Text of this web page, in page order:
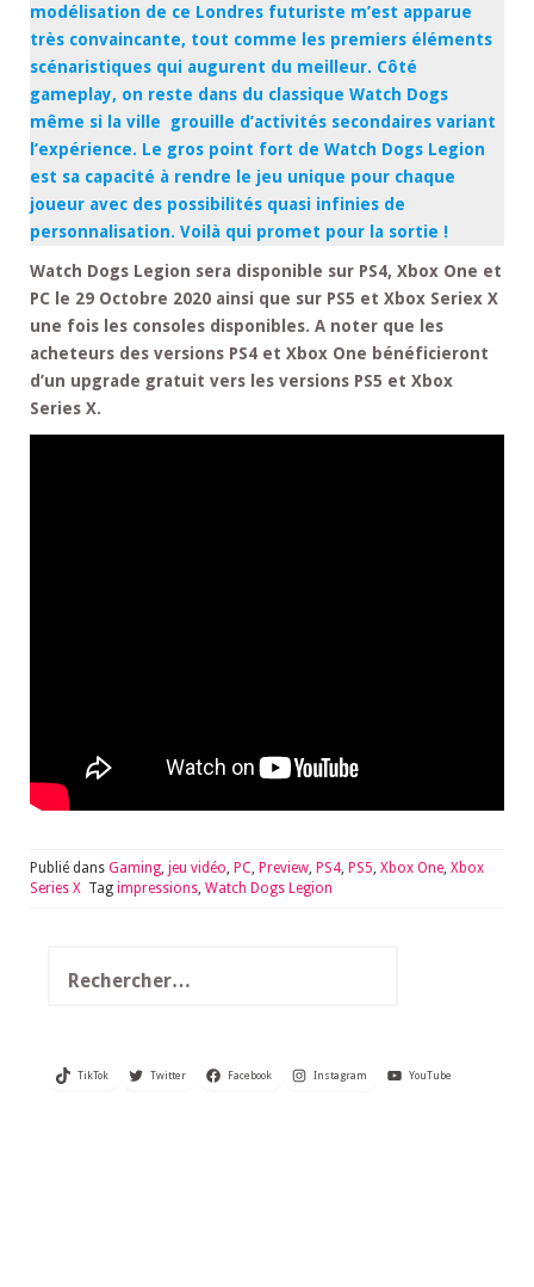
modélisation de ce Londres futuriste m’est apparue
très convaincante, tout comme les premiers éléments
scénaristiques qui augurent du meilleur. Côté
gameplay, on reste dans du classique Watch Dogs
même si la ville grouille d’activités secondaires variant
l’expérience. Le gros point fort de Watch Dogs Legion
est sa capacité à rendre le jeu unique pour chaque
joueur avec des possibilités quasi infinies de
personnalisation. Voilà qui promet pour la sortie !
Watch Dogs Legion sera disponible sur PS4, Xbox One et
PC le 29 Octobre 2020 ainsi que sur PS5 et Xbox Seriex X
une fois les consoles disponibles. A noter que les
acheteurs des versions PS4 et Xbox One bénéficieront
d’un upgrade gratuit vers les versions PS5 et Xbox
Series X.
Publié dans Gaming jeu vidéo PC Preview PS4 PS5 Xbox One Xbox
Series X Tag impressions Watch Dogs Legion
TikTok Twitter Facebook Instagram YouTube